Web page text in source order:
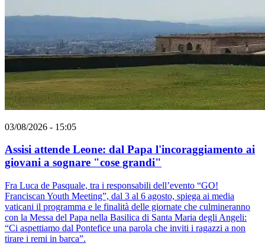
03/08/2026 - 15:05
Assisi attende Leone: dal Papa l'incoraggiamento ai
giovani a sognare "cose grandi"
Fra Luca de Pasquale, tra i responsabili dell’evento “GO!
Franciscan Youth Meeting”, dal 3 al 6 agosto, spiega ai media
vaticani il programma e le finalità delle giornate che culmineranno
con la Messa del Papa nella Basilica di Santa Maria degli Angeli:
“Ci aspettiamo dal Pontefice una parola che inviti i ragazzi a non
tirare i remi in barca”.